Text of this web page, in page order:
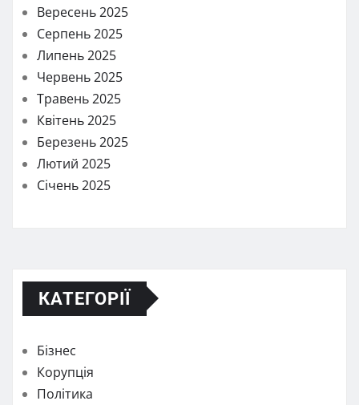
Вересень 2025
Серпень 2025
Липень 2025
Червень 2025
Травень 2025
Квітень 2025
Березень 2025
Лютий 2025
Січень 2025
КАТЕГОРІЇ
Бізнес
Корупція
Політика